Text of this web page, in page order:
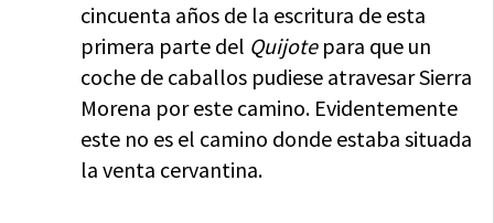
cincuenta años de la escritura de esta
primera parte del Quijotepara que un
coche de caballos pudiese atravesar Sierra
Morena por este camino. Evidentemente
este no es el camino donde estaba situada
la venta cervantina.